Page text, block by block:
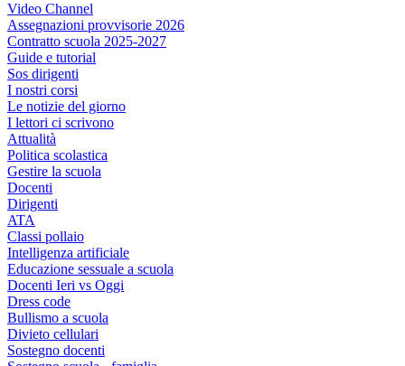
Video Channel
Assegnazioni provvisorie 2026
Contratto scuola 2025-2027
Guide e tutorial
Sos dirigenti
I nostri corsi
Le notizie del giorno
I lettori ci scrivono
Attualità
Politica scolastica
Gestire la scuola
Docenti
Dirigenti
ATA
Classi pollaio
Intelligenza artificiale
Educazione sessuale a scuola
Docenti Ieri vs Oggi
Dress code
Bullismo a scuola
Divieto cellulari
Sostegno docenti